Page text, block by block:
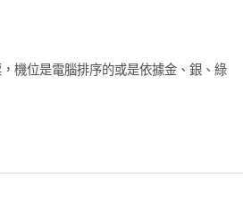
機位是電腦排序的或是依據金、銀、綠